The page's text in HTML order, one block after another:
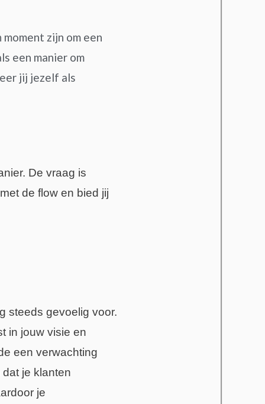
zijn om een
een manier om
jij jezelf als
De vraag is
de flow en bied jij
steeds gevoelig voor.
in jouw visie en
een verwachting
je klanten
je